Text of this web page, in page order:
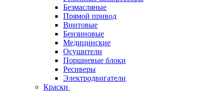
Безмасляные
Прямой привод
Винтовые
Бензиновые
Медицинские
Осушители
Поршневые блоки
Ресиверы
Электродвигатели
Краски